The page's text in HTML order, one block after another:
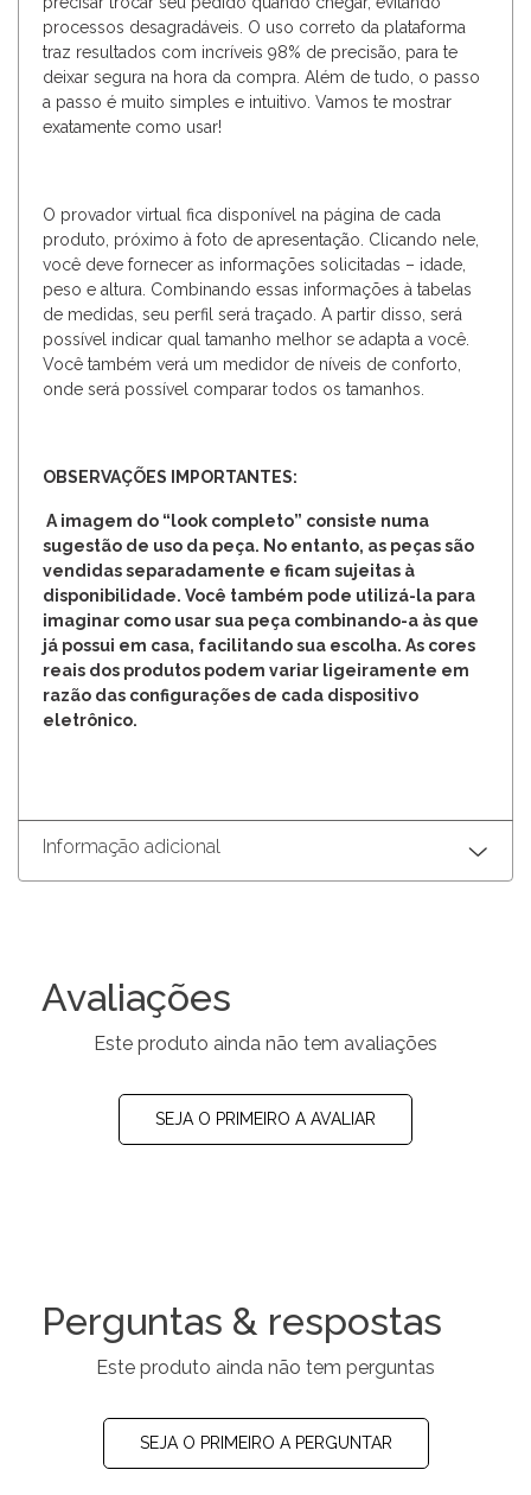
processos desagradáveis. O uso correto da plataforma
traz resultados com incríveis 98% de precisão, para te
deixar segura na hora da compra. Além de tudo, o passo
a passo é muito simples e intuitivo. Vamos te mostrar
exatamente como usar!
O provador virtual fica disponível na página de cada
produto, próximo à foto de apresentação. Clicando nele,
você deve fornecer as informações solicitadas – idade,
peso e altura. Combinando essas informações à tabelas
de medidas, seu perfil será traçado. A partir disso, será
possível indicar qual tamanho melhor se adapta a você.
Você também verá um medidor de níveis de conforto,
onde será possível comparar todos os tamanhos.
OBSERVAÇÕES IMPORTANTES:
A imagem do “look completo” consiste numa
sugestão de uso da peça. No entanto, as peças são
vendidas separadamente e ficam sujeitas à
disponibilidade. Você também pode utilizá-la para
imaginar como usar sua peça combinando-a às que
já possui em casa, facilitando sua escolha. As cores
reais dos produtos podem variar ligeiramente em
razão das configurações de cada dispositivo
eletrônico.
Informação adicional
Avaliações
Este produto ainda não tem avaliações
SEJA O PRIMEIRO A AVALIAR
Perguntas & respostas
Este produto ainda não tem perguntas
SEJA O PRIMEIRO A PERGUNTAR